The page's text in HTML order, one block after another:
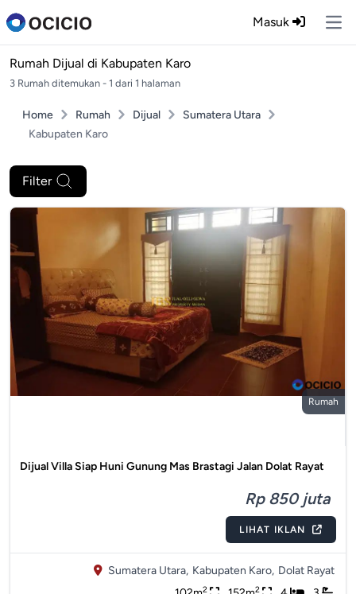
Masuk
Rumah Dijual di Kabupaten Karo
3 Rumah ditemukan - 1 dari 1 halaman
Home Rumah Dijual
Sumatera Utara
Kabupaten Karo
Filter
Rumah
Dijual Villa Siap Huni Gunung Mas Brastagi Jalan Dolat Rayat
Rp 850 juta
LIHAT IKLAN
Sumatera Utara, Kabupaten Karo, Dolat Rayat
2 2